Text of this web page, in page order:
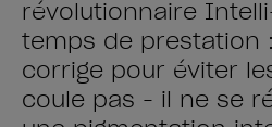
révolutionnaire
temps de prestation
corrige pour éviter
coule pas - il ne se